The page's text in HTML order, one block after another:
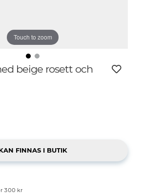
Touch to zoom
beige rosett och
300 kr